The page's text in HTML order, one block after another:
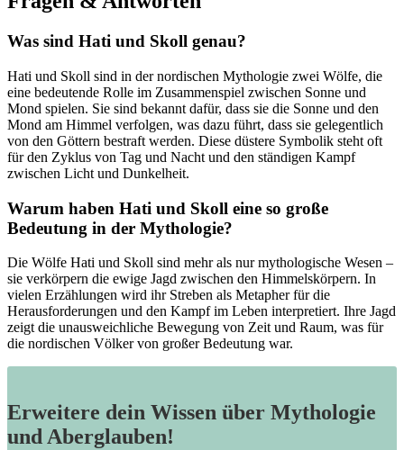
Was sind Hati‌ und ⁤Skoll⁤ genau?
Hati und Skoll sind in der nordischen Mythologie zwei Wölfe, die
eine bedeutende Rolle im Zusammenspiel​ zwischen Sonne und
Mond spielen. Sie sind ⁢bekannt dafür, dass sie die Sonne und den
Mond am Himmel verfolgen, was dazu⁢ führt, dass sie gelegentlich
von den Göttern bestraft werden.⁤ Diese düstere Symbolik steht oft
für den ‌Zyklus von Tag und Nacht und den ständigen Kampf
zwischen Licht und Dunkelheit.
Warum haben Hati und ⁢Skoll eine so große
Bedeutung in der Mythologie?
Die ⁢Wölfe Hati und Skoll sind mehr als​ nur mythologische Wesen –
sie verkörpern die ⁤ewige Jagd zwischen den Himmelskörpern. In
vielen Erzählungen wird ihr Streben als Metapher für die
Herausforderungen und⁢ den Kampf im Leben interpretiert. Ihre Jagd
zeigt die unausweichliche‌ Bewegung von Zeit und Raum, was für
die nordischen Völker von großer Bedeutung war.
Erweitere dein Wissen über Mythologie
und Aberglauben!